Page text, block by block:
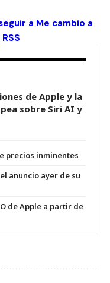
a Me cambio a
RSS
de Apple y la
sobre Siri AI y
precios inminentes
anuncio ayer de su
de Apple a partir de